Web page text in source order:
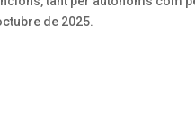
de 2025.